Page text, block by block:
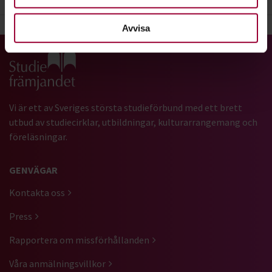
Avvisa
Gå till studiefrämjandets startsida
Vi är ett av Sveriges största studieförbund med ett brett
utbud av studiecirklar, utbildningar, kulturarrangemang och
föreläsningar.
GENVÄGAR
Kontakta oss
Press
Rapportera om missförhållanden
Våra anmälningsvillkor